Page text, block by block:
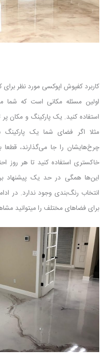
کاربرد کفپوش اپوکسی مورد نظر
اولین مسئله مکانی است که شما
استفاده کنید. یک پارکینگ و مکان
مثلا اگر فضای شما یک
چرخ‌هایشان را جا می‌گذارند، قطعا
خاکستری استفاده کنید تا هر روز
این‌ها همگی در حد یک پیشنهاد
انتخاب رنگ‌بندی وجود ندارد. در
برای فضاهای مختلف را میتوانید